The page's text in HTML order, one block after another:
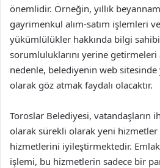
önemlidir. Örneğin, yıllık
gayrimenkul alım-satım işlemleri
yükümlülükler hakkında bilgi
sorumluluklarını yerine getirmeleri
nedenle, belediyenin web
olarak göz atmak faydalı olacaktır.
Toroslar Belediyesi, vatandaşların
olarak sürekli olarak yeni
hizmetlerini iyileştirmektedir.
işlemi, bu hizmetlerin sadece bir